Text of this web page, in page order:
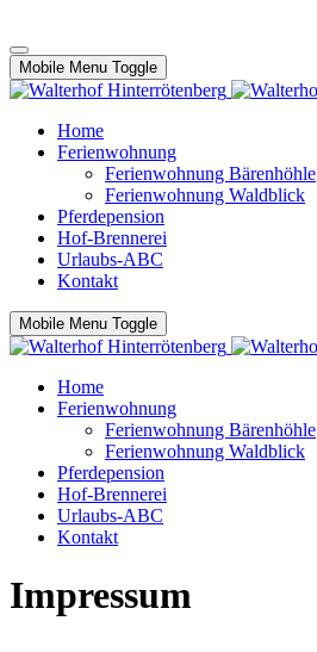
Mobile Menu Toggle
Home
Ferienwohnung
Ferienwohnung Bärenhöhle
Ferienwohnung Waldblick
Pferdepension
Hof-Brennerei
Urlaubs-ABC
Kontakt
Mobile Menu Toggle
Home
Ferienwohnung
Ferienwohnung Bärenhöhle
Ferienwohnung Waldblick
Pferdepension
Hof-Brennerei
Urlaubs-ABC
Kontakt
Impressum